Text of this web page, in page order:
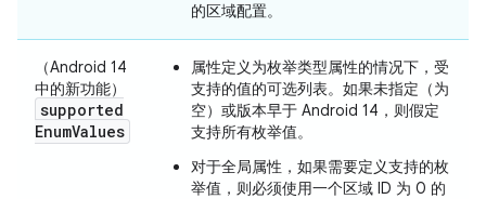
的区域配置。
（Android 14
中的新功能）
supported
EnumValues
属性定义为枚举类型属性的情况下，受
支持的值的可选列表。如果未指定（为
空）或版本早于 Android 14，则假定
支持所有枚举值。
对于全局属性，如果需要定义支持的枚
举值，则必须使用一个区域 ID 为 0 的